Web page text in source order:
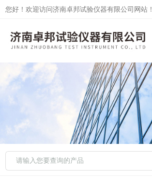
您好！欢迎访问济南卓邦试验仪器有限公司网站！